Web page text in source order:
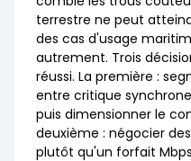
terrestre ne peut
des cas d'usage
autrement. Trois
réussi. La première :
entre critique
puis dimensionner le
deuxième : négocier
plutôt qu'un forfait